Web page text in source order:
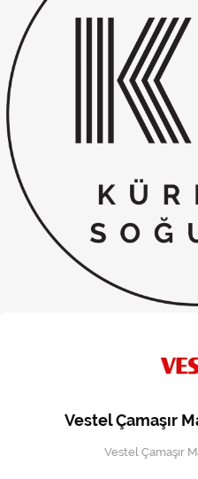
Elektrikli
Elektrikli
Fan
Fırın,
Klima
Kombi
Musluk
Vestel Çamaşır
Vestel Çamaşır